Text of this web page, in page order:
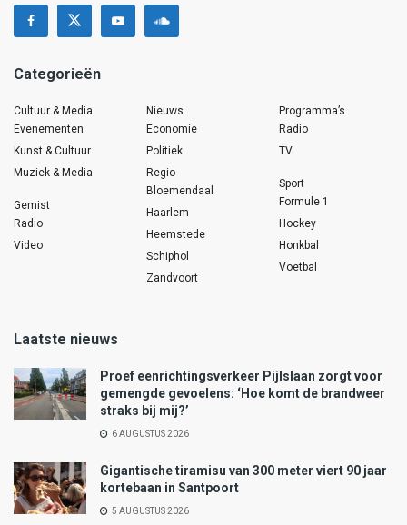
Categorieën
Cultuur & Media
Evenementen
Kunst & Cultuur
Muziek & Media
Gemist
Radio
Video
Nieuws
Economie
Politiek
Regio
Bloemendaal
Haarlem
Heemstede
Schiphol
Zandvoort
Programma’s
Radio
TV
Sport
Formule 1
Hockey
Honkbal
Voetbal
Laatste nieuws
Proef eenrichtingsverkeer Pijlslaan zorgt voor
gemengde gevoelens: ‘Hoe komt de brandweer
straks bij mij?’
6 AUGUSTUS 2026
Gigantische tiramisu van 300 meter viert 90 jaar
kortebaan in Santpoort
5 AUGUSTUS 2026